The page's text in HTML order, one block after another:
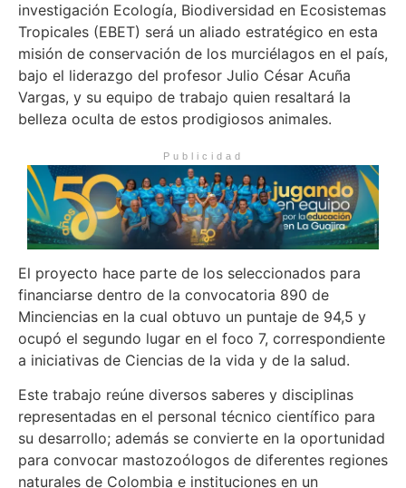
investigación Ecología, Biodiversidad en Ecosistemas
Tropicales (EBET) será un aliado estratégico en esta
misión de conservación de los murciélagos en el país,
bajo el liderazgo del profesor Julio César Acuña
Vargas, y su equipo de trabajo quien resaltará la
belleza oculta de estos prodigiosos animales.
Publicidad
El proyecto hace parte de los seleccionados para
financiarse dentro de la convocatoria 890 de
Minciencias en la cual obtuvo un puntaje de 94,5 y
ocupó el segundo lugar en el foco 7, correspondiente
a iniciativas de Ciencias de la vida y de la salud.
Este trabajo reúne diversos saberes y disciplinas
representadas en el personal técnico científico para
su desarrollo; además se convierte en la oportunidad
para convocar mastozoólogos de diferentes regiones
naturales de Colombia e instituciones en un